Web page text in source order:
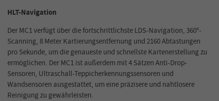
HLT-Navigation
Der MC1 verfügt über die fortschrittlichste LDS-Navigation, 360°-
Scanning, 8 Meter Kartierungsentfernung und 2160 Abtastungen
pro Sekunde, um die genaueste und schnellste Kartenerstellung zu
ermöglichen. Der MC1 ist außerdem mit 4 Sätzen Anti-Drop-
Sensoren, Ultraschall-Teppicherkennungssensoren und
Wandsensoren ausgestattet, um eine präzisere und nahtlosere
Reinigung zu gewährleisten.